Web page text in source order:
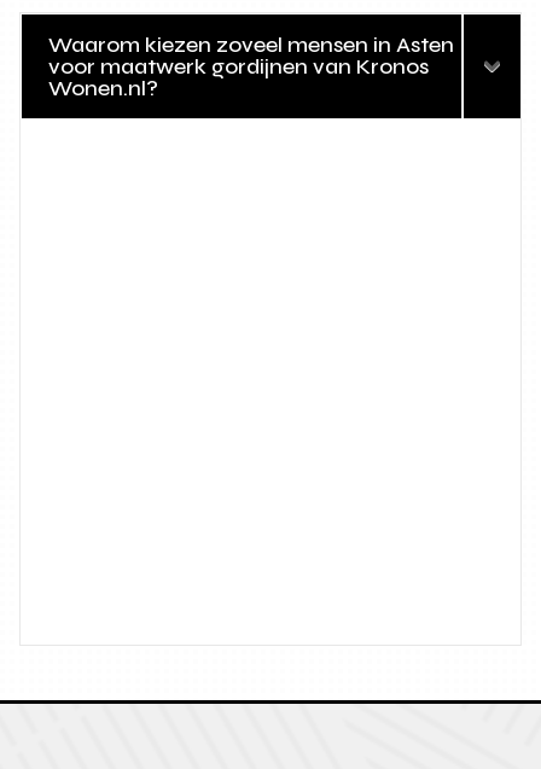
Waarom kiezen zoveel mensen in Asten
voor maatwerk gordijnen van Kronos
Wonen.nl?